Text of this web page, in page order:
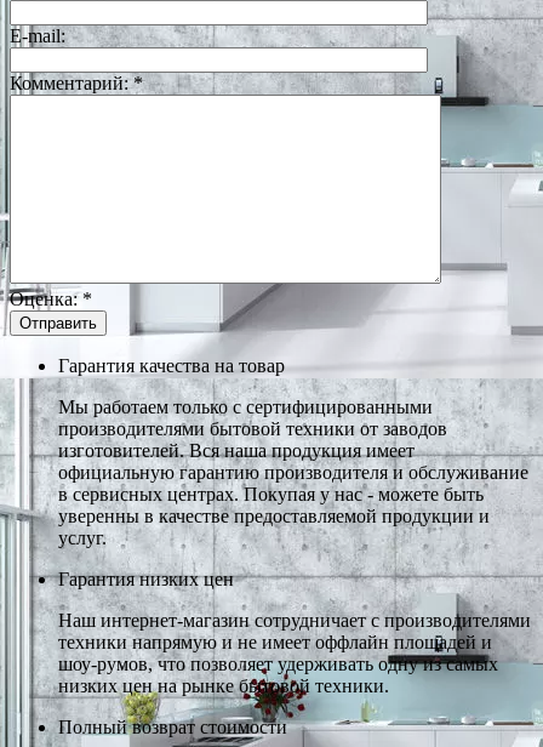
E-mail:
Комментарий:*
Оценка:*
Гарантия качества на товар
Мы работаем только с сертифицированными
производителями бытовой техники от заводов
изготовителей. Вся наша продукция имеет
официальную гарантию производителя и обслуживание
в сервисных центрах. Покупая у нас - можете быть
уверенны в качестве предоставляемой продукции и
услуг.
Гарантия низких цен
Наш интернет-магазин сотрудничает с производителями
техники напрямую и не имеет оффлайн площадей и
шоу-румов, что позволяет удерживать одну из самых
низких цен на рынке бытовой техники.
Полный возврат стоимости